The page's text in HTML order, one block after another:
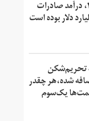
ماه نخست ۲۰۲۰، درآمد صادرات
تحریم‌شکن
شده،هر چقدر
یک‌سوم